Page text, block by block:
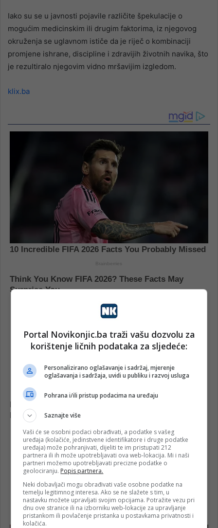
Iako su se u javnosti pojavile različite špekulacije o
mogućim medicinskim ili drugim faktorima, iz njegovog
okruženja se uglavnom ističe da je riječ o kombinaciji
promjene ishrane, discipline i zdravijih životnih navika, što
je rezultiralo njegovim vidno mršavijim izgledom.
klix.ba
Portal Novikonjic.ba traži vašu dozvolu za
korištenje ličnih podataka za sljedeće:
Personalizirano oglašavanje i sadržaj, mjerenje
oglašavanja i sadržaja, uvidi u publiku i razvoj usluga
Pohrana i/ili pristup podacima na uređaju
Saznajte više
Vaši će se osobni podaci obrađivati, a podatke s vašeg
uređaja (kolačiće, jedinstvene identifikatore i druge podatke
uređaja) može pohranjivati, dijeliti te im pristupati 212
partnera ili ih može upotrebljavati ova web-lokacija. Mi i naši
partneri možemo upotrebljavati precizne podatke o
geolociranju. Popis partnera.
Neki dobavljači mogu obrađivati vaše osobne podatke na
temelju legitimnog interesa. Ako se ne slažete s tim, u
nastavku možete upravljati svojim opcijama. Potražite vezu pri
dnu ove stranice ili na izborniku web-lokacije za upravljanje
pristankom ili povlačenje pristanka u postavkama privatnosti i
kolačića.